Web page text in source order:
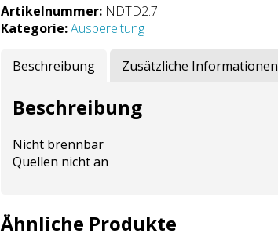
Artikelnummer: NDTD2.7
Kategorie:Ausbereitung
Beschreibung Zusätzliche Informationen
Beschreibung
Nicht brennbar
Quellen nicht an
Ähnliche Produkte